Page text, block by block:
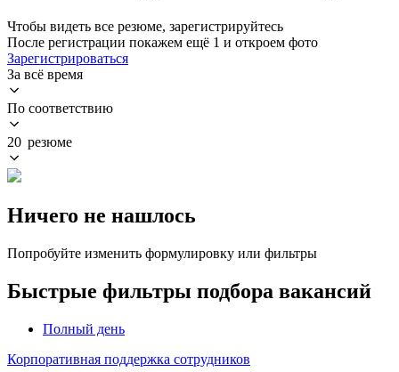
Чтобы видеть все резюме, зарегистрируйтесь
После регистрации покажем ещё 1 и откроем фото
Зарегистрироваться
За всё время
По соответствию
20 резюме
Ничего не нашлось
Попробуйте изменить формулировку или фильтры
Быстрые фильтры подбора вакансий
Полный день
Корпоративная поддержка сотрудников